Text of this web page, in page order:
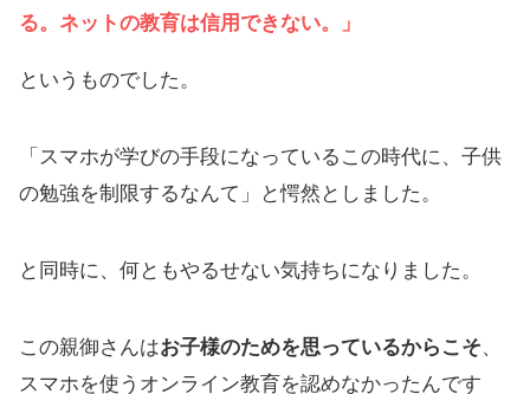
る。ネットの教育は信用できない。 」
というものでした。
「スマホが学びの手段になっているこの時代に、子供
の勉強を制限するなんて」と愕然としました。
と同時に、何ともやるせない気持ちになりました。
この親御さんはお子様のためを思っているからこそ、
スマホを使うオンライン教育を認めなかったんです